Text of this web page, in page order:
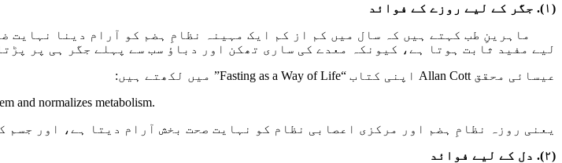
(١). جگر کے لیے روزے کے فوائد
ماہرینِ طب کہتے ہیں کہ سال میں کم از کم ایک مہینہ نظامِ ہضم کو آرام دینا نہایت
لیے مفید ثابت ہوتا ہے، کیونکہ معدے کی ساری تھکن اور دباؤ سب سے پہلے جگر ہی پر
عیسائی محقق Allan Cott اپنی کتاب “Fasting as a Way of Life” میں لکھتے ہیں:
and normalizes metabolism.
یعنی روزہ نظامِ ہضم اور مرکزی اعصابی نظام کو نہایت صحت بخش آرام دیتا ہے، اور جسم
(٢). دل کے لیے فوائد